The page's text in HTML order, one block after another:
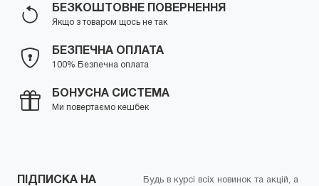
БЕЗКОШТОВНЕ ПОВЕРНЕННЯ
Якщо з товаром щось не так
БЕЗПЕЧНА ОПЛАТА
100% Безпечна оплата
БОНУСНА СИСТЕМА
Ми повертаємо кешбек
ПІДПИСКА НА
Будь в курсі всіх новинок та акцій, а